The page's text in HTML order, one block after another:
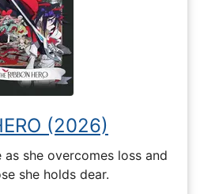
(2026)
she overcomes loss and
she holds dear.